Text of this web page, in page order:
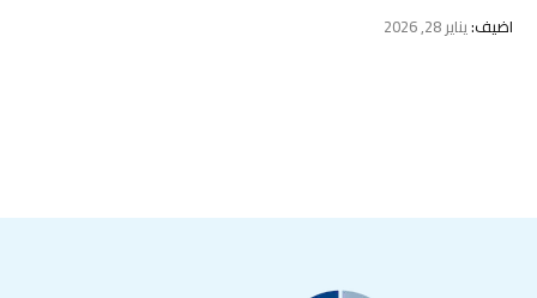
اضيف:يناير 28, 2026